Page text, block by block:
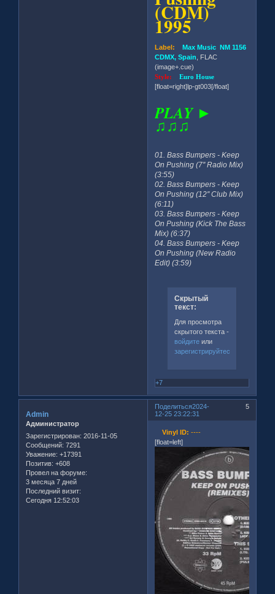
(CDM)
1995
Label: Max Music NM 1156
CDMX, Spain , FLAC
(image+.cue)
Style:Euro House
[float=right]lp-gt003[/float]
PLAY ►
♫♫♫
01. Bass Bumpers - Keep
On Pushing (7'' Radio Mix)
(3:55)
02. Bass Bumpers - Keep
On Pushing (12'' Club Mix)
(6:11)
03. Bass Bumpers - Keep
On Pushing (Kick The Bass
Mix) (6:37)
04. Bass Bumpers - Keep
On Pushing (New Radio
Edit) (3:59)
Скрытый
текст:
Для просмотра
скрытого текста -
войдитеили
зарегистрируйтесь
+7
Поделиться 5
2024-
12-25 23:22:31
Admin
Администратор
Зарегистрирован: 2016-11-05
Сообщений: 7291
Уважение: +17391
Позитив: +608
Провел на форуме:
3 месяца 7 дней
Последний визит:
Сегодня 12:52:03
Vinyl ID: ----
[float=left]